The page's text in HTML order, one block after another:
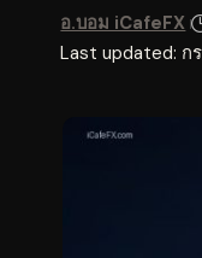
Last updated: ก
อ.บอม iCafeFX